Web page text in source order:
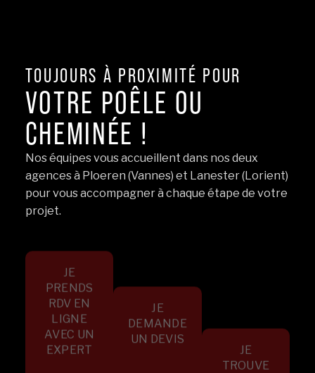
TOUJOURS À PROXIMITÉ POUR
VOTRE POÊLE OU
CHEMINÉE !
Nos équipes vous accueillent dans nos deux
agences à Ploeren (Vannes) et Lanester (Lorient)
pour vous accompagner à chaque étape de votre
projet.
JE
PRENDS
RDV EN
LIGNE
AVEC UN
EXPERT
JE
DEMANDE
UN DEVIS
JE
TROUVE